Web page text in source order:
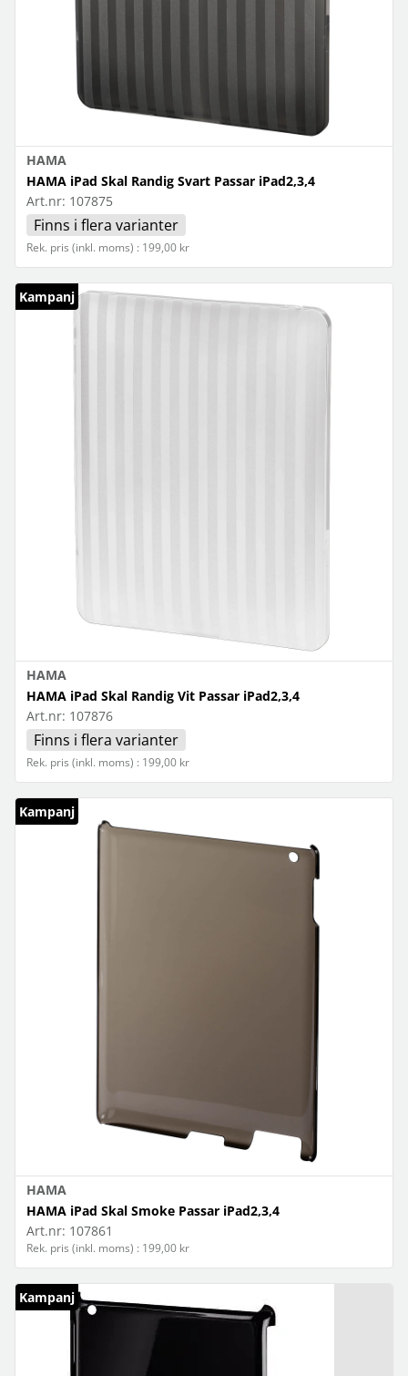
HAMA
HAMA iPad Skal Randig Svart Passar iPad2,3,4
Art.nr: 107875
Finns i flera varianter
Rek. pris (inkl. moms) : 199,00 kr
Kampanj
HAMA
HAMA iPad Skal Randig Vit Passar iPad2,3,4
Art.nr: 107876
Finns i flera varianter
Rek. pris (inkl. moms) : 199,00 kr
Kampanj
HAMA
HAMA iPad Skal Smoke Passar iPad2,3,4
Art.nr: 107861
Rek. pris (inkl. moms) : 199,00 kr
Kampanj